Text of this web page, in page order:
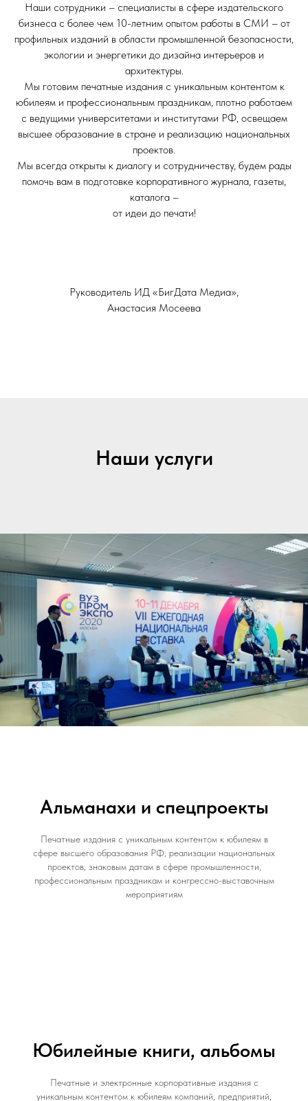
Наши сотрудники – специалисты в сфере издательского
бизнеса с более чем 10-летним опытом работы в СМИ – от
профильных изданий в области промышленной безопасности,
экологии и энергетики до дизайна интерьеров и
архитектуры.
Мы готовим печатные издания с уникальным контентом к
юбилеям и профессиональным праздникам, плотно работаем
с ведущими университетами и институтами РФ, освещаем
высшее образование в стране и реализацию национальных
проектов.
Мы всегда открыты к диалогу и сотрудничеству, будем рады
помочь вам в подготовке корпоративного журнала, газеты,
каталога –
от идеи до печати!
Руководитель ИД «БигДата Медиа»,
Анастасия Мосеева
Наши услуги
Альманахи и спецпроекты
Печатные издания с уникальным контентом к юбилеям в
сфере высшего образования РФ, реализации национальных
проектов, знаковым датам в сфере промышленности,
профессиональным праздникам и конгрессно-выставочным
мероприятиям
Юбилейные книги, альбомы
Печатные и электронные корпоративные издания с
уникальным контентом к юбилеям компаний, предприятий,